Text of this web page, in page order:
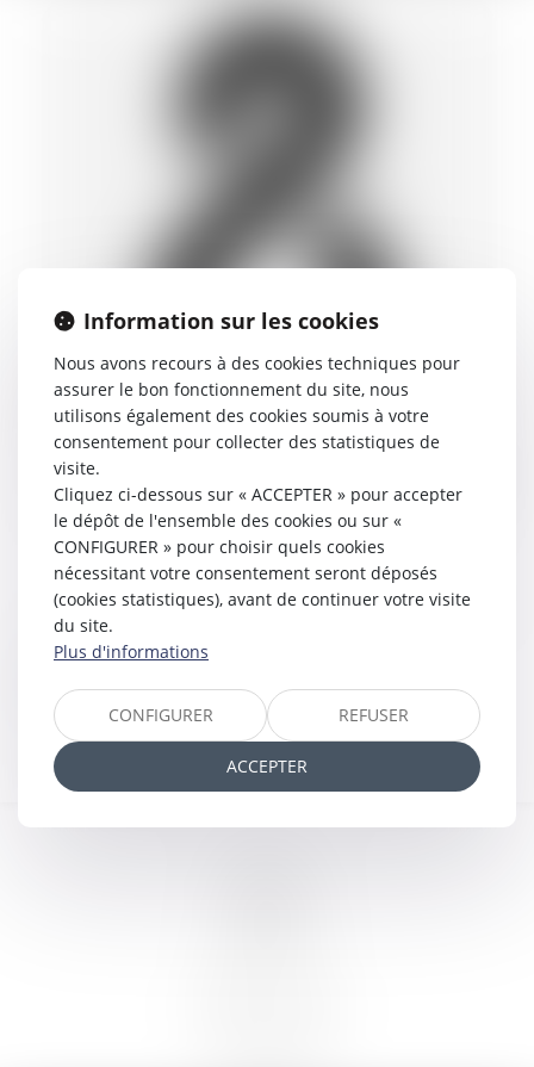
Désormais la fixation des honoraires se fait
consensuellement. Il est établi entre l'avocat et
son client une convention d'honoraires.
(LOI n° 2015-990 du 6 août 2015)
Les honoraires peuvent être établis selon
L'honoraire au temps passé
L'honoraire au forfait
L'honoraire au résultat
Information sur les cookies
Nous avons recours à des cookies techniques pour
assurer le bon fonctionnement du site, nous
utilisons également des cookies soumis à votre
consentement pour collecter des statistiques de
visite.
Cliquez ci-dessous sur « ACCEPTER » pour accepter
le dépôt de l'ensemble des cookies ou sur «
CONFIGURER » pour choisir quels cookies
nécessitant votre consentement seront déposés
(cookies statistiques), avant de continuer votre visite
du site.
Plus d'informations
CONFIGURER REFUSER
ACCEPTER